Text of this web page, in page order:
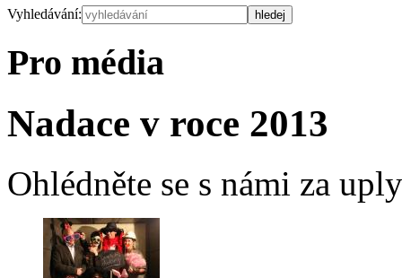
Vyhledávání:
Pro média
Nadace v roce 2013
Ohlédněte se s námi za